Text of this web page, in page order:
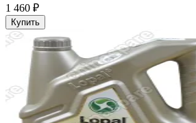
1 460 ₽
Купить